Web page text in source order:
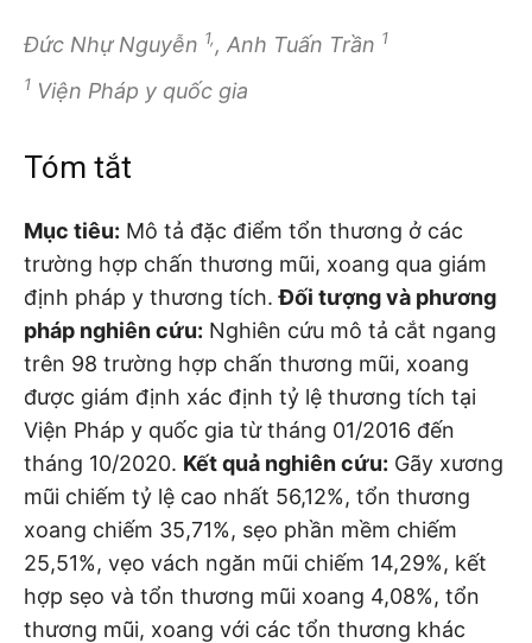
Đức Nhự Nguyễn 1,, Anh Tuấn Trần 1
1 Viện Pháp y quốc gia
Tóm tắt
Mục tiêu: Mô tả đặc điểm tổn thương ở các
trường hợp chấn thương mũi, xoang qua giám
định pháp y thương tích.Đối tượng và phương
pháp nghiên cứu: Nghiên cứu mô tả cắt ngang
trên 98 trường hợp chấn thương mũi, xoang
được giám định xác định tỷ lệ thương tích tại
Viện Pháp y quốc gia từ tháng 01/2016 đến
tháng 10/2020. Kết quả nghiên cứu: Gãy xương
mũi chiếm tỷ lệ cao nhất 56,12%, tổn thương
xoang chiếm 35,71%, sẹo phần mềm chiếm
25,51%, vẹo vách ngăn mũi chiếm 14,29%, kết
hợp sẹo và tổn thương mũi xoang 4,08%, tổn
thương mũi, xoang với các tổn thương khác